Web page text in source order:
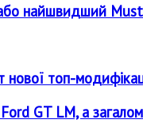
найшвидший
топ-
Ford GT LM, а